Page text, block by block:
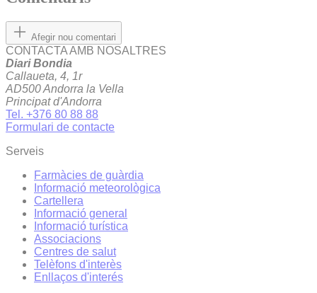
Afegir nou comentari
CONTACTA AMB NOSALTRES
Diari Bondia
Callaueta, 4, 1r
AD500 Andorra la Vella
Principat d'Andorra
Tel. +376 80 88 88
Formulari de contacte
Serveis
Farmàcies de guàrdia
Informació meteorològica
Cartellera
Informació general
Informació turística
Associacions
Centres de salut
Telèfons d'interès
Enllaços d'interés